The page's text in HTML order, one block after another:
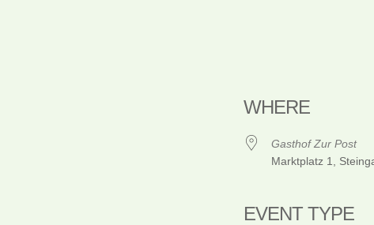
WHERE
Gasthof Zur Post
Marktplatz 1,
EVENT TYPE